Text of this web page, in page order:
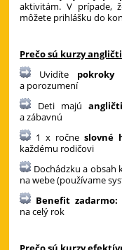
aktivitám. V prípade,
môžete prihlášku do
Prečo sú kurzy
Uvidíte
a porozumení
Deti majú
a zábavnú
1 x ročneslovné
každému rodičovi
Dochádzku a
na webe (používame
Benefit zadarmo:
na celý rok